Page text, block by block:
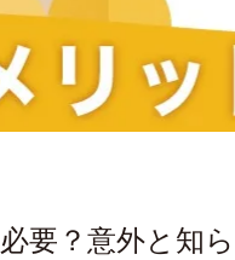
必要？意外と知